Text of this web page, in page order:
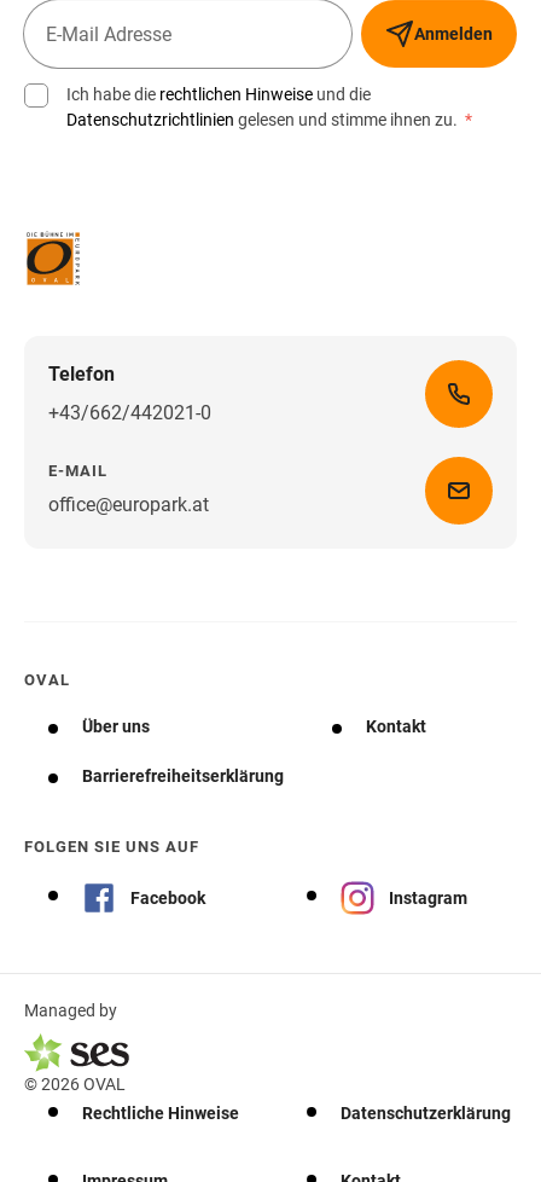
Anmelden
Ich habe die rechtlichen Hinweise und die
Datenschutzrichtlinien gelesen und stimme ihnen zu. *
Telefon
+43/662/442021-0
E-MAIL
office@europark.atWegbeschreibung erhalten
OVAL
Über uns Kontakt
Barrierefreiheitserklärung
FOLGEN SIE UNS AUF
Facebook Instagram
Managed by
© 2026 OVAL
Rechtliche Hinweise
Datenschutzerklärung